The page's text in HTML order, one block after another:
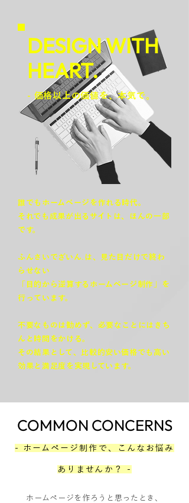
DESIGN WITH
HEART.
- 価格以上の価値を、本気で。
誰でもホームページを作れる時代。
それでも成果が出るサイトは、ほんの一部
です。
ふんさいでざいん.は、見た目だけで終わ
らせない
「目的から逆算するホームページ制作」を
行っています。
不要なものは勧めず、必要なことにはきち
んと時間をかける。
その結果として、比較的安い価格でも高い
効果と満足度を実現しています。
COMMON CONCERNS
- ホームページ制作で、こんなお悩み
ありませんか？ -
ホームページを作ろうと思ったとき、